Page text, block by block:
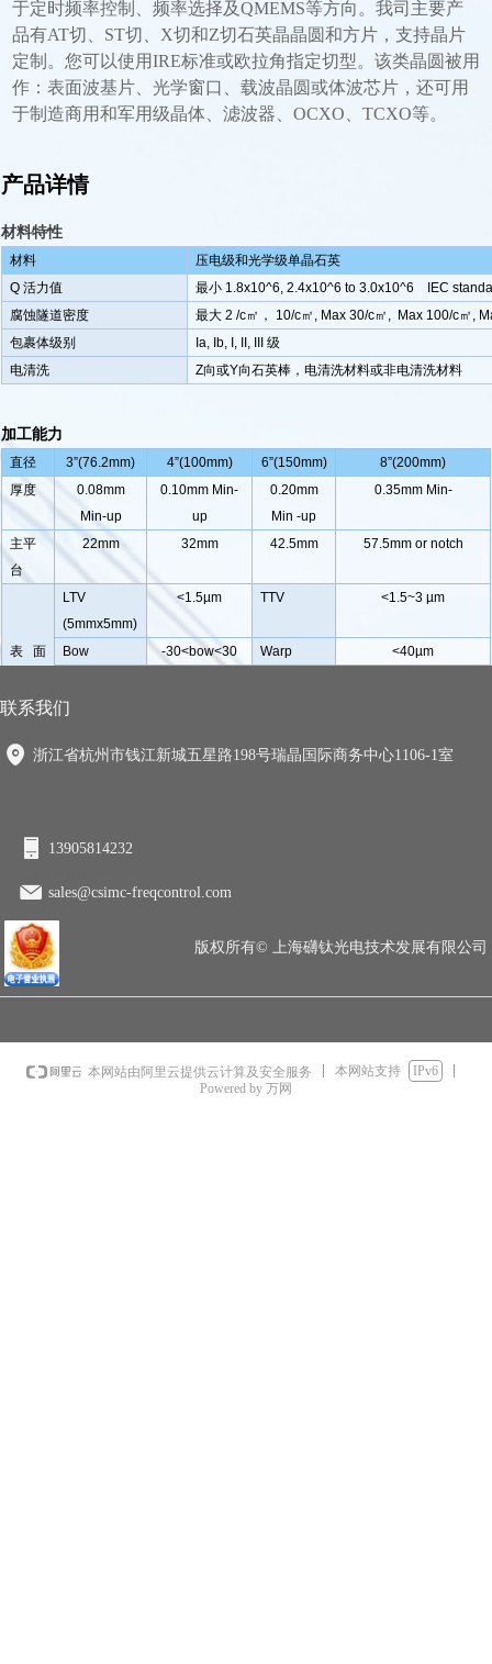
于定时频率控制、频率选择及QMEMS等方向。我司主要产
品有AT切、ST切、X切和Z切石英晶晶圆和方片，支持晶片
定制。您可以使用IRE标准或欧拉角指定切型。该类晶圆被用
作：表面波基片、光学窗口、载波晶圆或体波芯片，还可用
于制造商用和军用级晶体、滤波器、OCXO、TCXO等。
材料特性
材料
压电级和光学级单晶石英
Q活力值
最小 1.8x10^6, 2.4x10^6 to 3.0x10^6 IEC
腐蚀隧道密度
最大 2 /c㎡， 10/c㎡, Max 30/c㎡, Max 100/c㎡,
包裹体级别
Ia, Ib, I, II, III 级
电清洗
Z向或Y向石英棒 ，电清洗材料或非电清洗材料
加工能力
直径 3”(76.2mm) 4”(100mm) 6”(150mm) 8”(200mm)
厚度
0.08mm
Min-up
0.10mm Min-
up
0.20mm
Min -up
0.35mm Min-
主平
台
22mm 32mm 42.5mm 57.5mm or notch
表面
LTV
(5mmx5mm)
<1.5µm TTV <1.5~3 µm
Bow -30<bow<30 Warp
<40µm
Type
side Ra
requested
Criteria
or as customized
下载PDF文件
产品详情
浙江省杭州市钱江新城五星路198号瑞晶国际商务中心1106-1室
13905814232
sales@csimc-freqcontrol.com
版权所有© 上海礴钛光电技术发展有限公司
联系我们
本网站由阿里云提供云计算及安全服务 本网站支持
IPv6
Powered by 万网